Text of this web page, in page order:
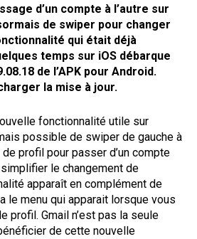
d’un compte à l’autre sur
de swiper pour changer
qui était déjà
temps sur iOS débarque
de l’APK pour Android.
la mise à jour.
fonctionnalité utile sur
possible de swiper de gauche à
profil pour passer d’un compte
simplifier le changement de
apparaît en complément de
le menu qui apparait lorsque vous
profil. Gmail n’est pas la seule
de cette nouvelle